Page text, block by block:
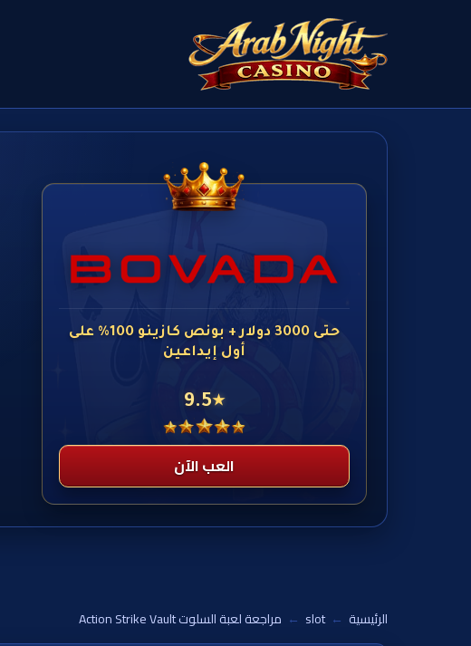
حتى 3000 دولار + بونص كازينو 100% على
أول إيداعين
★
9.5
العب الآن
الرئيسية ←
slot
← مراجعة لعبة السلوت Action Strike Vault